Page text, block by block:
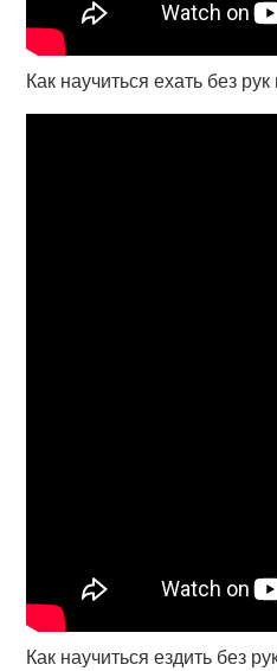
Как научиться ехать без
Как научиться ездить без